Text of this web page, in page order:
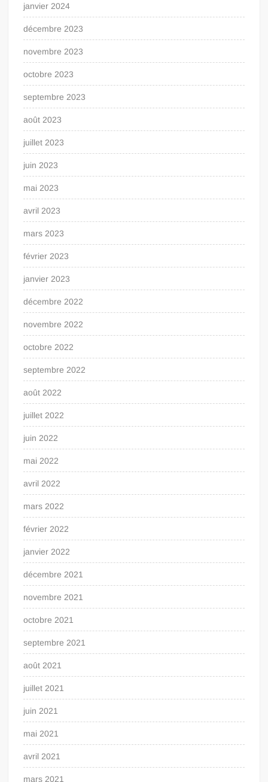
janvier 2024
décembre 2023
novembre 2023
octobre 2023
septembre 2023
août 2023
juillet 2023
juin 2023
mai 2023
avril 2023
mars 2023
février 2023
janvier 2023
décembre 2022
novembre 2022
octobre 2022
septembre 2022
août 2022
juillet 2022
juin 2022
mai 2022
avril 2022
mars 2022
février 2022
janvier 2022
décembre 2021
novembre 2021
octobre 2021
septembre 2021
août 2021
juillet 2021
juin 2021
mai 2021
avril 2021
mars 2021